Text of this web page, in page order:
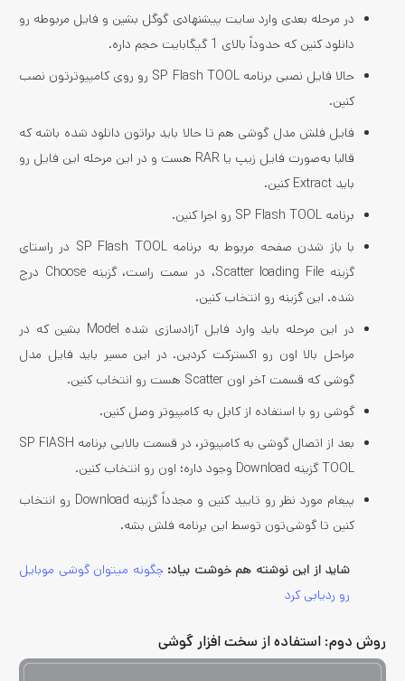
در مرحله بعدی وارد سایت پیشنهادی گوگل بشین و فایل مربوطه رو
دانلود کنین که حدوداً بالای 1 گیگابایت حجم داره.
حالا فایل نصبی برنامه SP Flash TOOL رو روی کامپیوترتون نصب
کنین.
فایل فلش مدل گوشی هم تا حالا باید براتون دانلود شده باشه که
قالبا به‌صورت فایل زیپ یا RAR هست و در این مرحله این فایل رو
باید Extract کنین.
برنامه SP Flash TOOL رو اجرا کنین.
با باز شدن صفحه مربوط به برنامه SP Flash TOOL در راستای
گزینه Scatter loading File، در سمت راست، گزینه Choose درج
شده. این گزینه رو انتخاب کنین.
در این مرحله باید وارد فایل آزادسازی شده Model بشین که در
مراحل بالا اون رو اکسترکت کردین. در این مسیر باید فایل مدل
گوشی که قسمت آخر اون Scatter هست رو انتخاب کنین.
گوشی رو با استفاده از کابل به کامپیوتر وصل کنین.
بعد از اتصال گوشی به کامپیوتر، در قسمت بالایی برنامه SP FlASH
TOOL گزینه Download وجود داره؛ اون رو انتخاب کنین.
پیغام مورد نظر رو تایید کنین و مجدداً گزینه Download رو انتخاب
کنین تا گوشی‌تون توسط این برنامه فلش بشه.
شاید از این نوشته هم خوشت بیاد: چگونه میتوان گوشی موبایل
رو ردیابی کرد
روش دوم: استفاده از سخت افزار گوشی